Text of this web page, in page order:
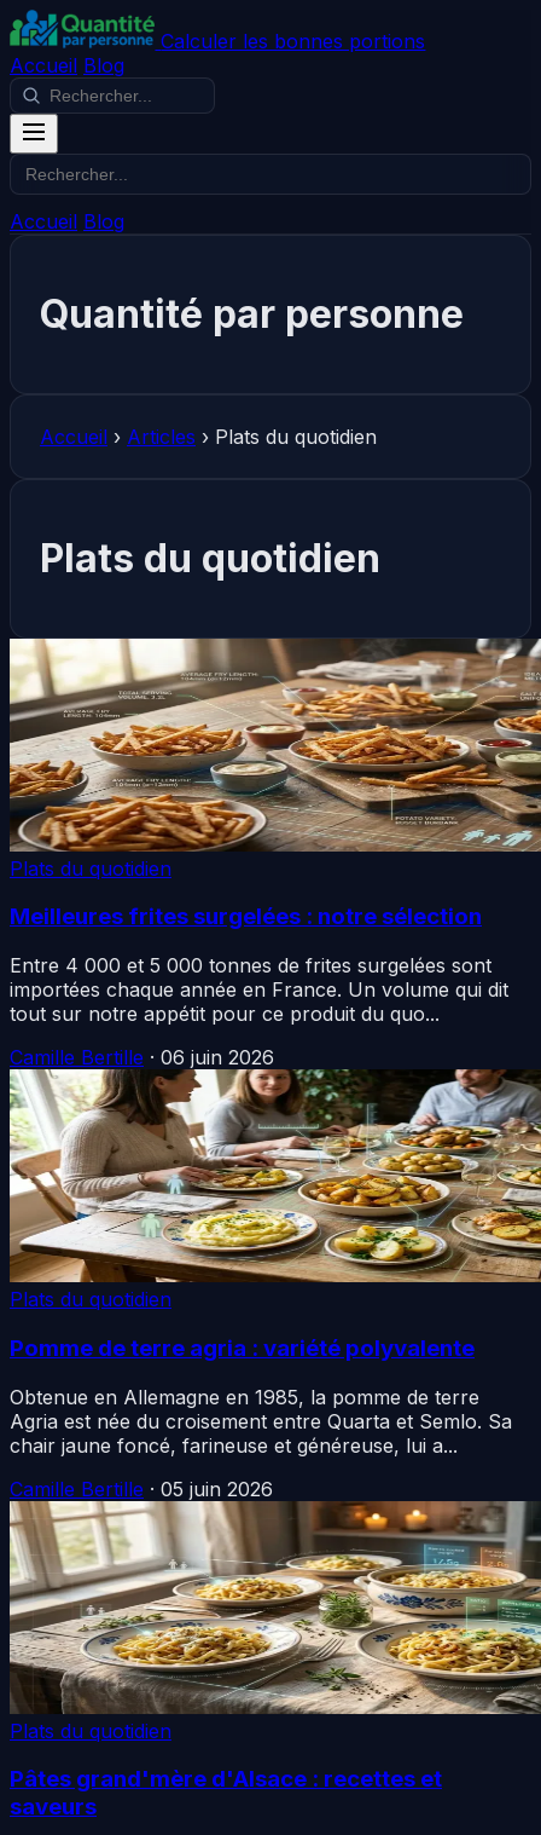
Calculer les bonnes portions
Accueil Blog
Accueil Blog
Quantité par personne
Accueil › Articles › Plats du quotidien
Plats du quotidien
Plats du quotidien
Meilleures frites surgelées : notre sélection
Entre 4 000 et 5 000 tonnes de frites surgelées sont
importées chaque année en France. Un volume qui dit
tout sur notre appétit pour ce produit du quo...
Camille Bertille · 06 juin 2026
Plats du quotidien
Pomme de terre agria : variété polyvalente
Obtenue en Allemagne en 1985, la pomme de terre
Agria est née du croisement entre Quarta et Semlo. Sa
chair jaune foncé, farineuse et généreuse, lui a...
Camille Bertille · 05 juin 2026
Plats du quotidien
Pâtes grand'mère d'Alsace : recettes et
saveurs